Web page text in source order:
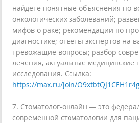
найдете понятные объяснения по
онкологических заболеваний;
мифов о раке; рекомендации по
диагностике; ответы экспертов на
тревожащие вопросы; разбор
лечения; актуальные медицинские
исследования. Ссылка:
https://max.ru/join/
7. Стоматолог-онлайн — это
современной стоматологии для